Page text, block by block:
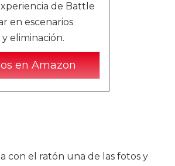
de Battle
en escenarios
eliminación.
en Amazon
con el ratón una de las fotos y